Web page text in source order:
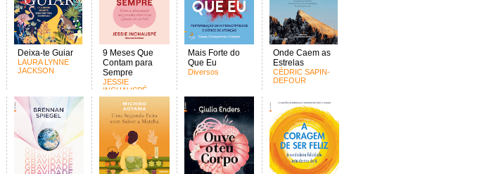
Deixa-te Guiar
LAURA LYNNE
JACKSON
9 Meses Que
Contam para
Sempre
JESSIE
INCHAUSPÉ
Mais Forte do
Que Eu
Diversos
Onde Caem as
Estrelas
CÉDRIC SAPIN-
DEFOUR